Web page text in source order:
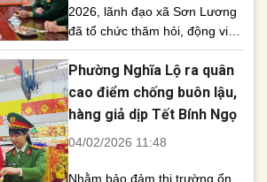
2026, lãnh đạo xã Sơn Lương
đã tổ chức thăm hỏi, động viên
cán bộ, chiến sĩ Ban Chỉ huy
Quân sự xã đang thực hiện
nhiệm vụ trực Tết, góp phần
giữ vững an ninh trật tự để
toàn. Đoàn công [...]
Phường Nghĩa Lộ ra quân
cao điểm chống buôn lậu,
hàng giả dịp Tết Bính Ngọ
04/02/2026 11:48
Nhằm bảo đảm thị trường ổn